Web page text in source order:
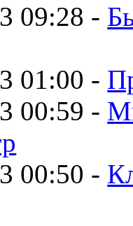
09:28 -
01:00 -
00:59 -
00:50 -